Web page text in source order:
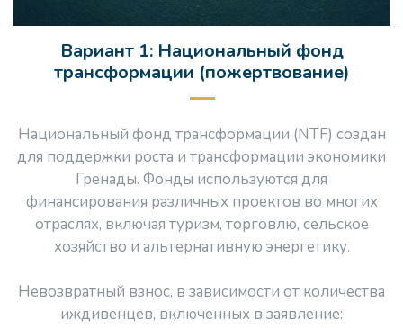
Вариант 1: Национальный фонд
трансформации (пожертвование)
Национальный фонд трансформации (NTF) создан
для поддержки роста и трансформации экономики
Гренады. Фонды используются для
финансирования различных проектов во многих
отраслях, включая туризм, торговлю, сельское
хозяйство и альтернативную энергетику.
Невозвратный взнос, в зависимости от количества
иждивенцев, включенных в заявление: